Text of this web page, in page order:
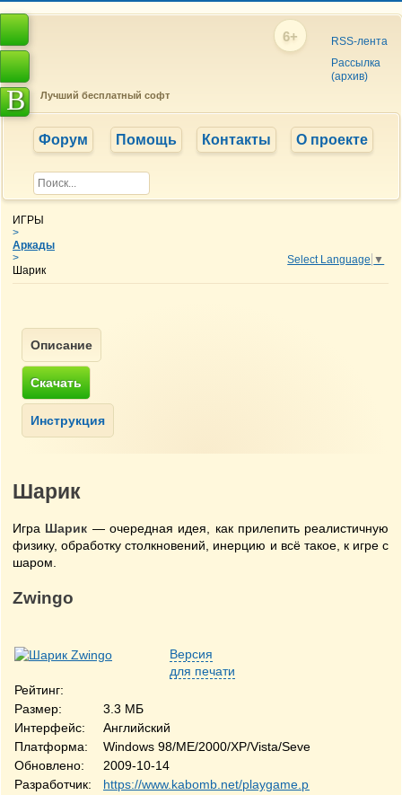
6+
RSS-лента
Рассылка
(архив)
Лучший бесплатный софт
Форум Помощь Контакты О проекте
ИГРЫ
>
Аркады
>
Шарик
Select Language ▼
Шарик
B
Игра Шарик — очередная идея, как прилепить реалистичную
физику, обработку столкновений, инерцию и всё такое, к игре с
шаром.
Zwingo
Версия
для печати
Рейтинг:
Размер:
3.3 МБ
Интерфейс:
Английский
Платформа:
Windows 98/ME/2000/XP/Vista/Seven
Обновлено:
2009-10-14
Разработчик:
https://www.kabomb.net/